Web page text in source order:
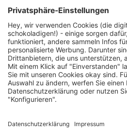
Folgen Sie rehashop auch auf
* Alle Preise inkl. gesetzl.
Versandkosten wenn nicht anders